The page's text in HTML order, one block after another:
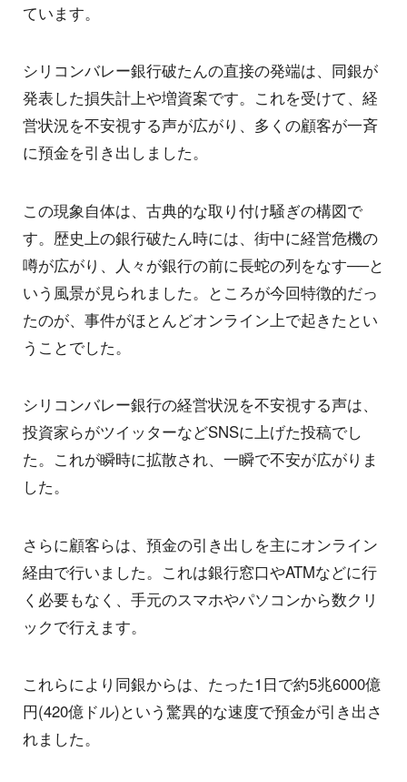
ています。
シリコンバレー銀行破たんの直接の発端は、同銀が
発表した損失計上や増資案です。これを受けて、経
営状況を不安視する声が広がり、多くの顧客が一斉
に預金を引き出しました。
この現象自体は、古典的な取り付け騒ぎの構図で
す。歴史上の銀行破たん時には、街中に経営危機の
噂が広がり、人々が銀行の前に長蛇の列をなす──と
いう風景が見られました。ところが今回特徴的だっ
たのが、事件がほとんどオンライン上で起きたとい
うことでした。
シリコンバレー銀行の経営状況を不安視する声は、
投資家らがツイッターなどSNSに上げた投稿でし
た。これが瞬時に拡散され、一瞬で不安が広がりま
した。
さらに顧客らは、預金の引き出しを主にオンライン
経由で行いました。これは銀行窓口やATMなどに行
く必要もなく、手元のスマホやパソコンから数クリ
ックで行えます。
これらにより同銀からは、たった1日で約5兆6000億
円(420億ドル)という驚異的な速度で預金が引き出さ
れました。